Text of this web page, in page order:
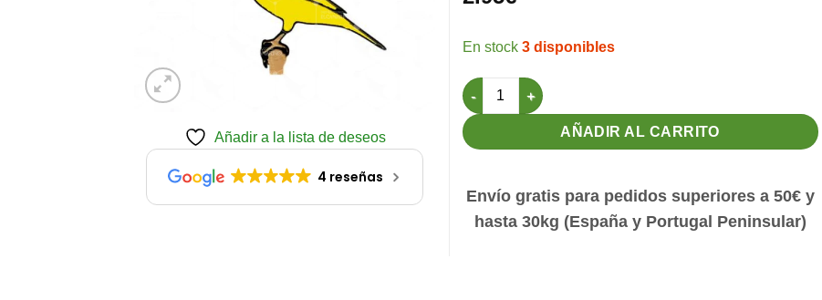
Añadir a la lista de deseos
4 reseñas
3 disponibles
Llavero Canario Moña Alemana Amarillo M blanco cantidad
AÑADIR AL CARRITO
Envío gratis para pedidos superiores a 50€ y
hasta 30kg (España y Portugal Peninsular)